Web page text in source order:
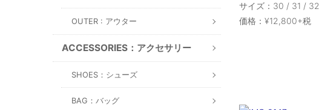
OUTER : アウター
ACCESSORIES：アクセサリー
SHOES：シューズ
BAG：バッグ
サイズ：30 / 31 / 32
価格：¥12,800+税